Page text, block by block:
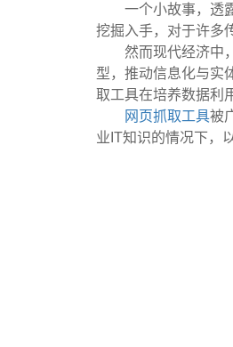
一个小故事，透
挖掘入手，对于许多
然而现代经济中
型，推动信息化与实
取工具在培养数据利
网页抓取工具被
业IT知识的情况下，